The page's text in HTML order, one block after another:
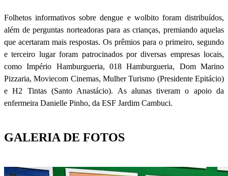
Folhetos informativos sobre dengue e wolbito foram distribuídos,
além de perguntas norteadoras para as crianças, premiando aquelas
que acertaram mais respostas. Os prêmios para o primeiro, segundo
e terceiro lugar foram patrocinados por diversas empresas locais,
como Império Hamburgueria, 018 Hamburgueria, Dom Marino
Pizzaria, Moviecom Cinemas, Mulher Turismo (Presidente Epitácio)
e H2 Tintas (Santo Anastácio). As alunas tiveram o apoio da
enfermeira Danielle Pinho, da ESF Jardim Cambuci.
GALERIA DE FOTOS